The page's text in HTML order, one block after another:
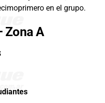
en el grupo.
Zona A